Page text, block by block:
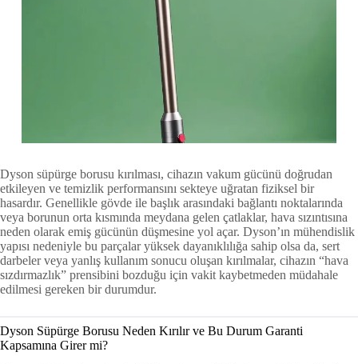
Dyson süpürge borusu kırılması, cihazın vakum gücünü doğrudan
etkileyen ve temizlik performansını sekteye uğratan fiziksel bir
hasardır. Genellikle gövde ile başlık arasındaki bağlantı noktalarında
veya borunun orta kısmında meydana gelen çatlaklar, hava sızıntısına
neden olarak emiş gücünün düşmesine yol açar. Dyson’ın mühendislik
yapısı nedeniyle bu parçalar yüksek dayanıklılığa sahip olsa da, sert
darbeler veya yanlış kullanım sonucu oluşan kırılmalar, cihazın “hava
sızdırmazlık” prensibini bozduğu için vakit kaybetmeden müdahale
edilmesi gereken bir durumdur.
Dyson Süpürge Borusu Neden Kırılır ve Bu Durum Garanti
Kapsamına Girer mi?